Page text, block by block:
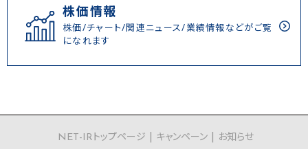
株価情報
株価/チャート/関連ニュース/業績情報などがご覧
になれます
NET-IRトップページ キャンペーン
お知らせ